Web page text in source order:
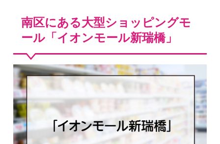
南区にある大型ショッピングモ
ール「イオンモール新瑞橋」